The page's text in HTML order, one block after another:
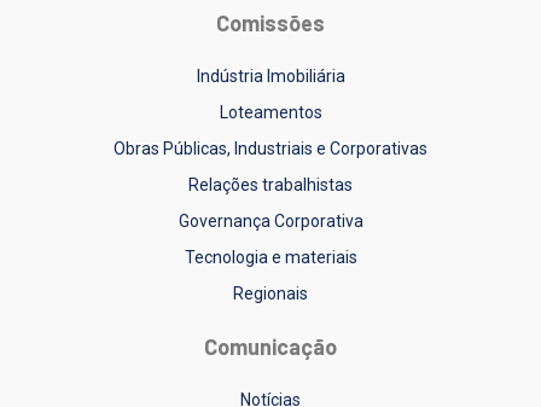
Comissões
Indústria Imobiliária
Loteamentos
Obras Públicas, Industriais e Corporativas
Relações trabalhistas
Governança Corporativa
Tecnologia e materiais
Regionais
Comunicação
Notícias